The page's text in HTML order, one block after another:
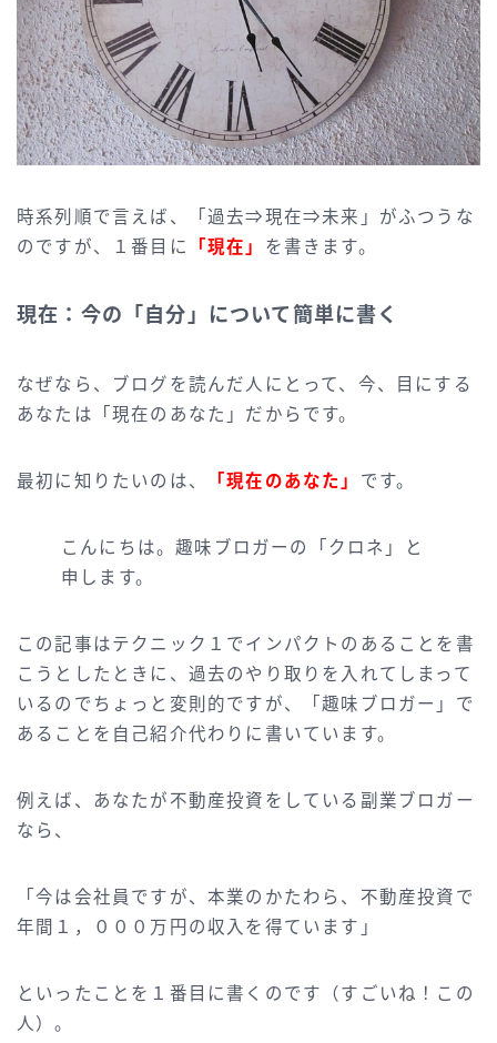
時系列順で言えば、「過去⇒現在⇒未来」がふつうな
のですが、１番目に
「現在」 を書きます。
現在：今の「自分」について簡単に書く
なぜなら、ブログを読んだ人にとって、今、目にする
あなたは「現在のあなた」だからです。
最初に知りたいのは、 「現在のあなた」 です。
こんにちは。趣味ブロガーの「クロネ」と
申します。
この記事はテクニック１でインパクトのあることを書
こうとしたときに、過去のやり取りを入れてしまって
いるのでちょっと変則的ですが、「趣味ブロガー」で
あることを自己紹介代わりに書いています。
例えば、あなたが不動産投資をしている副業ブロガー
なら、
「今は会社員ですが、本業のかたわら、不動産投資で
年間１，０００万円の収入を得ています」
といったことを１番目に書くのです（すごいね！この
人）。